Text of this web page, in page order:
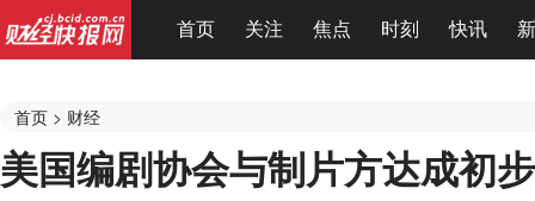
首页 关注 焦点 时刻 快讯
首页 > 财经
美国编剧协会与制片方达成初